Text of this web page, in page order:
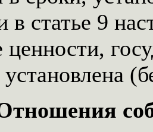
в статье 9
ценности,